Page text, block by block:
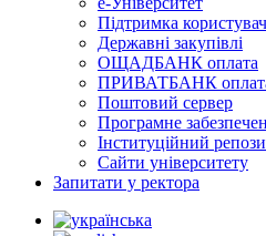
Підтримка
Державні закупівлі
ОЩАДБАНК оплата
ПРИВАТБАНК
Поштовий сервер
Програмне
Інституційний
Сайти університету
Запитати у ректора